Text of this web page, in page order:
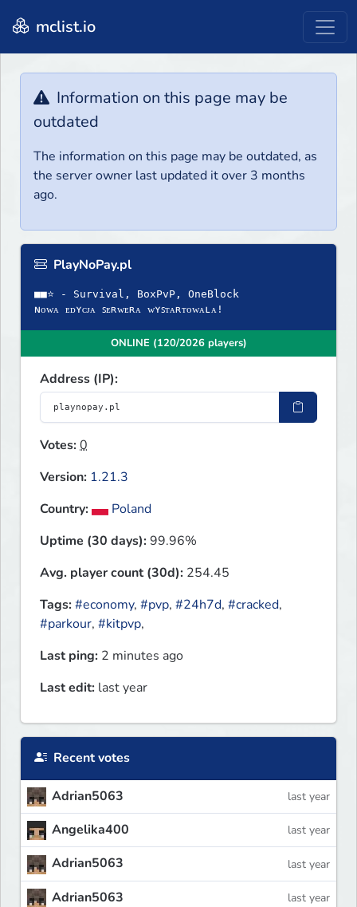
mclist.io
Information on this page may be
outdated
The information on this page may be outdated, as
the server owner last updated it over 3 months
ago.
PlayNoPay.pl
■■⭐ - Survival, BoxPvP, OneBlock
ɴᴏᴡᴀ ᴇᴅʏᴄᴊᴀ ꜱᴇʀᴡᴇʀᴀ ᴡʏꜱᴛᴀʀᴛᴏᴡᴀʟᴀ!
ONLINE (120/2026 players)
Address (IP):
Votes:0
Version: 1.21.3
Country:
Poland
Uptime (30 days):99.96%
Avg. player count (30d): 254.45
Tags:#economy, #pvp, #24h7d, #cracked,
#parkour, #kitpvp,
Last ping: 2 minutes ago
Last edit: last year
Recent votes
Adrian5063 last year
Angelika400 last year
Adrian5063 last year
Adrian5063 last year